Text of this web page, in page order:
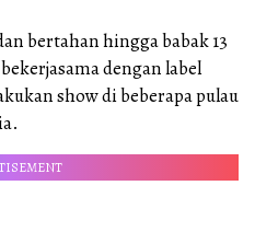
bertahan hingga babak 13
dengan label
show di beberapa pulau